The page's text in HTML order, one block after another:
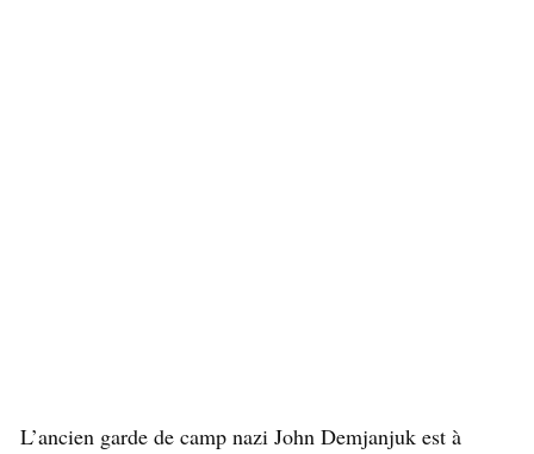
L’ancien garde de camp nazi John Demjanjuk est à